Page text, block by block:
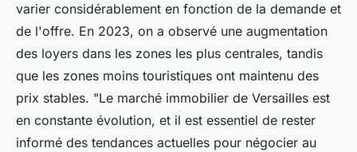
varier considérablement en fonction de la demande et
de l'offre. En 2023, on a observé une augmentation
des loyers dans les zones les plus centrales, tandis
que les zones moins touristiques ont maintenu des
prix stables. "Le marché immobilier de Versailles est
en constante évolution, et il est essentiel de rester
informé des tendances actuelles pour négocier au